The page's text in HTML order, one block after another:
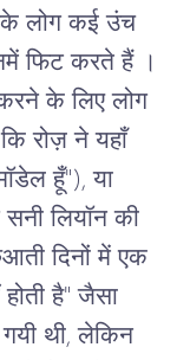
लोग कई उंच
फिट करते हैं ।
के लिए लोग
कि रोज़ ने यहाँ
हूँ"), या
सनी लियॉन की
दिनों में एक
होती है" जैसा
गयी थी, लेकिन